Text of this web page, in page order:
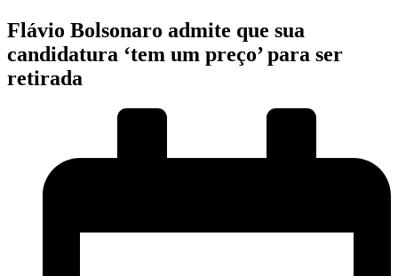
Flávio Bolsonaro admite que sua
candidatura ‘tem um preço’ para ser
retirada